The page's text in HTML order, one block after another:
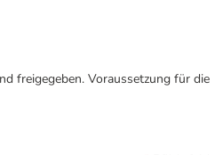
freigegeben. Voraussetzung für die